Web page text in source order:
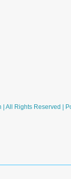
| All Rights Reserved |